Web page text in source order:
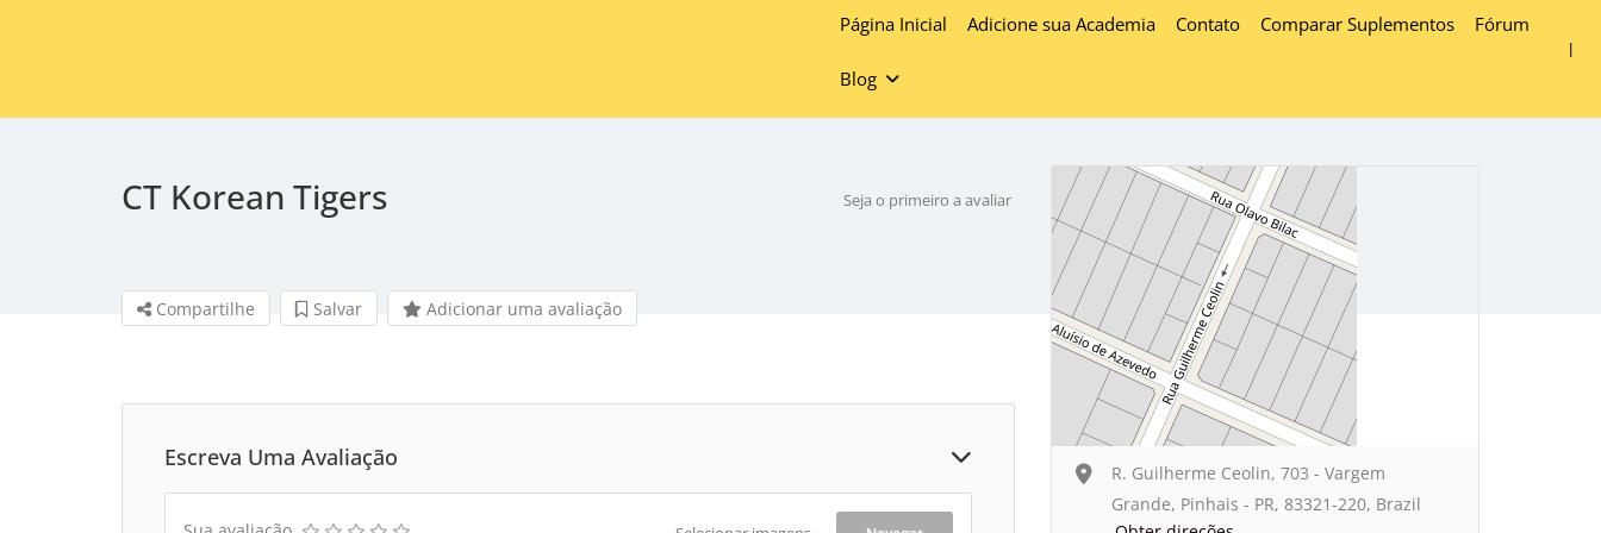
Página Inicial Adicione sua Academia Contato Comparar Suplementos Fórum
Blog
CT Korean Tigers Seja o primeiro a avaliar
Compartilhe Salvar Adicionar uma avaliação
Escreva Uma Avaliação
R. Guilherme Ceolin, 703 - Vargem
Grande, Pinhais - PR, 83321-220, Brazil